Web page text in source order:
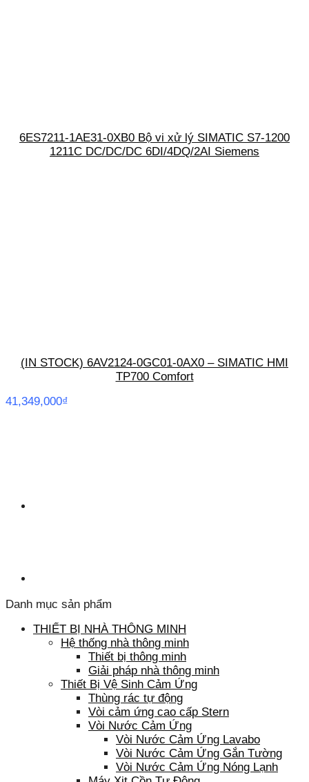
6ES7211-1AE31-0XB0 Bộ vi xử lý SIMATIC S7-1200
1211C DC/DC/DC 6DI/4DQ/2AI Siemens
(IN STOCK) 6AV2124-0GC01-0AX0 – SIMATIC HMI
TP700 Comfort
41,349,000₫
Danh mục sản phẩm
THIẾT BỊ NHÀ THÔNG MINH
Hệ thống nhà thông minh
Thiết bị thông minh
Giải pháp nhà thông minh
Thiết Bị Vệ Sinh Cảm Ứng
Thùng rác tự động
Vòi cảm ứng cao cấp Stern
Vòi Nước Cảm Ứng
Vòi Nước Cảm Ứng Lavabo
Vòi Nước Cảm Ứng Gắn Tường
Vòi Nước Cảm Ứng Nóng Lạnh